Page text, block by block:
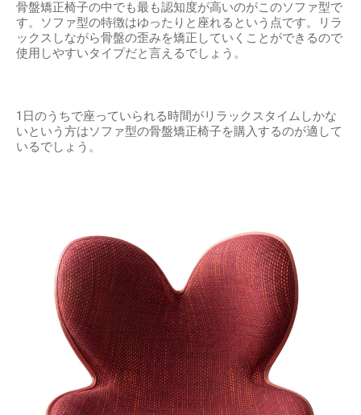
骨盤矯正椅子の中でも最も認知度が高いのがこのソファ型で
す。ソファ型の特徴はゆったりと座れるという点です。リラ
ックスしながら骨盤の歪みを矯正していくことができるので
使用しやすいタイプだと言えるでしょう。
1日のうちで座っていられる時間がリラックスタイムしかな
いという方はソファ型の骨盤矯正椅子を購入するのが適して
いるでしょう。